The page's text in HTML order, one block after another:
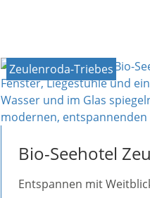
Zeulenroda-Triebes
Bio-Seehotel
Entspannen mit